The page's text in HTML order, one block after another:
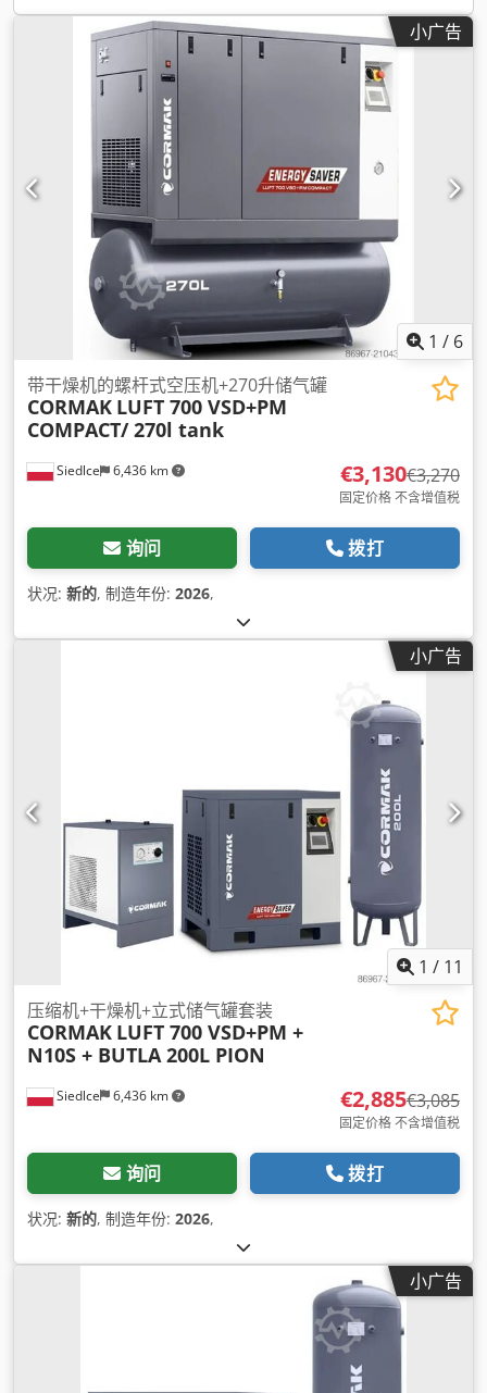
小广告
1 / 6
Siedlce 6,436 km
带干燥机的螺杆式空压机+270升储气罐
CORMAK LUFT 700 VSD+PM
COMPACT/ 270l tank
€3,130€3,270
固定价格 不含增值税
询问 拨打
状况: 新的, 制造年份: 2026,
小广告
1 / 11
Siedlce 6,436 km
压缩机+干燥机+立式储气罐套装
CORMAK LUFT 700 VSD+PM +
N10S + BUTLA 200L PION
€2,885€3,085
固定价格 不含增值税
询问 拨打
状况: 新的, 制造年份: 2026,
小广告